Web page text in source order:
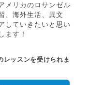
メリカのロサンゼル
、海外生活、異文
していきたいと思い
ます！
ッスンを受けられま